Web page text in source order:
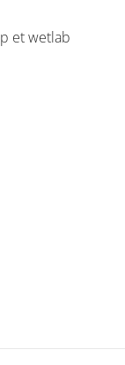
et wetlab